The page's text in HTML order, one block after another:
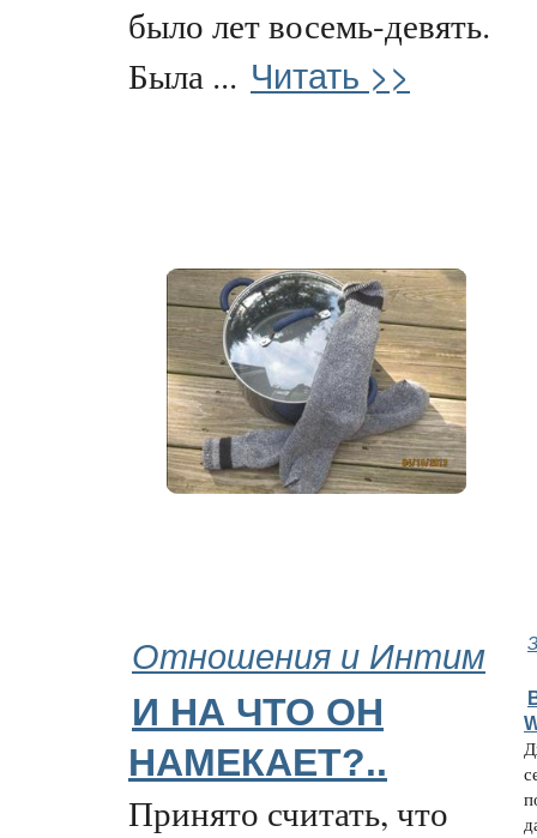
было лет восемь-девять.
Была ... Читать >>
Отношения и Интим
И НА ЧТО ОН
НАМЕКАЕТ?..
Принято считать, что